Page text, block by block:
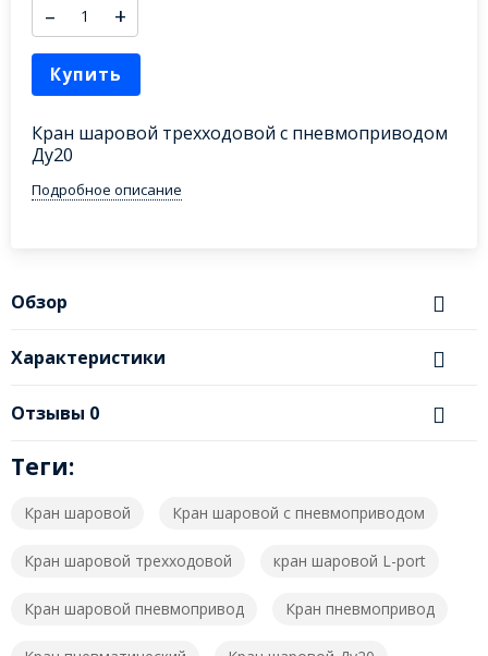
– +
Купить
Кран шаровой трехходовой с пневмоприводом
Ду20
Подробное описание
Обзор
Характеристики
Отзывы 0
Теги:
Кран шаровой Кран шаровой с пневмоприводом
Кран шаровой трехходовой кран шаровой L-port
Кран шаровой пневмопривод Кран пневмопривод